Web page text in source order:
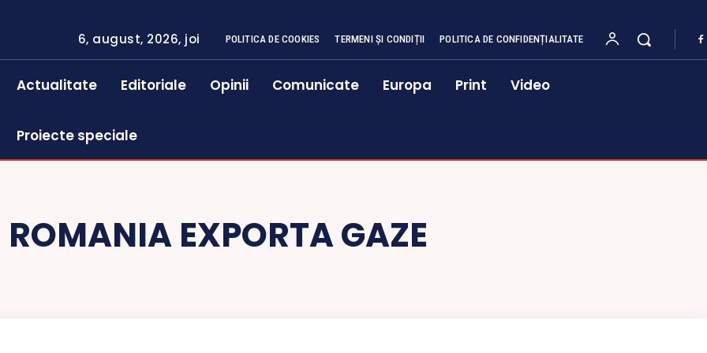
6, august, 2026, joi POLITICA DE COOKIES TERMENI ȘI CONDIȚII POLITICA DE CONFIDENȚIALITATE
Actualitate Editoriale Opinii Comunicate Europa Print Video
Proiecte speciale
ROMANIA EXPORTA GAZE